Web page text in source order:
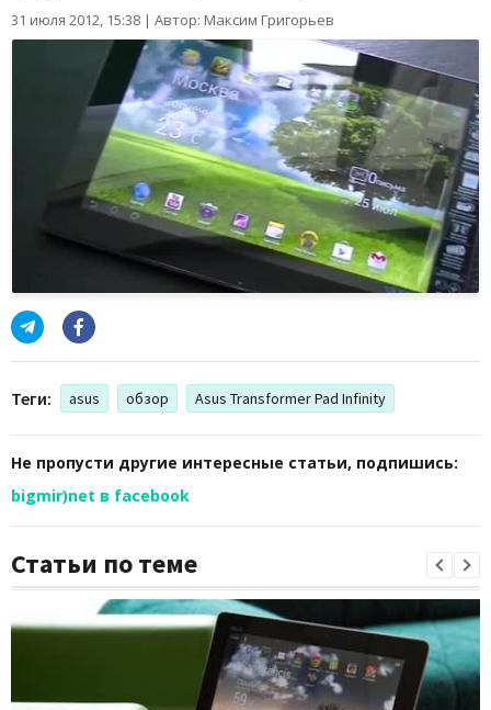
31 июля 2012, 15:38 | Автор: Максим Григорьев
Теги: asus обзор Asus Transformer Pad Infinity
Не пропусти другие интересные статьи, подпишись:
bigmir)net в facebook
Статьи по теме